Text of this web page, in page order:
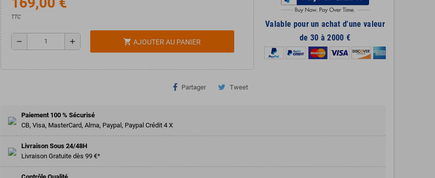
TTC
remove add shopping_cart AJOUTER AU PANIER
Partager Tweet
Valable pour un achat d'une valeur
de 30 à 2000 €
Paiement 100 % Sécurisé
CB, Visa, MasterCard, Alma, Paypal, Paypal Crédit 4 X
Livraison Sous 24/48H
Livraison Gratuite dès 99 €*